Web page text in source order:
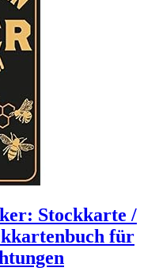
Stockkarte /
für